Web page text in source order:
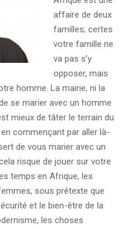
affaire de deux
familles; certes
votre famille ne
va pas s’y
opposer, mais
homme. La mairie, ni la
se marier avec un homme
mieux de tâter le terrain du
commençant par aller là-
de vous marier avec un
risque de jouer sur votre
temps en Afrique, les
sous prétexte que
et le bien-être de la
les choses